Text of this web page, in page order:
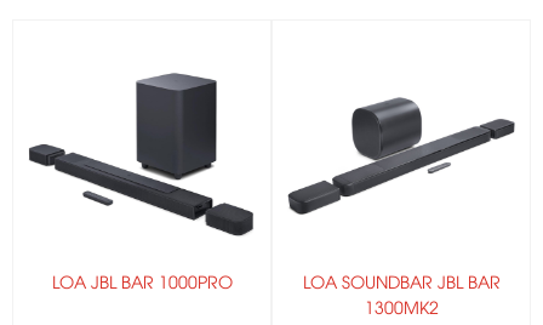
LOA JBL BAR 1000PRO
LOA SOUNDBAR JBL BAR
1300MK2